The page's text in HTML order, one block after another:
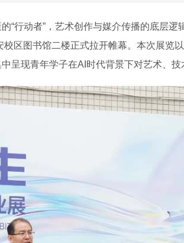
“行动者”，艺术创作与媒介传播的底层逻
区图书馆二楼正式拉开帷幕。本次展览
呈现青年学子在AI时代背景下对艺术、技